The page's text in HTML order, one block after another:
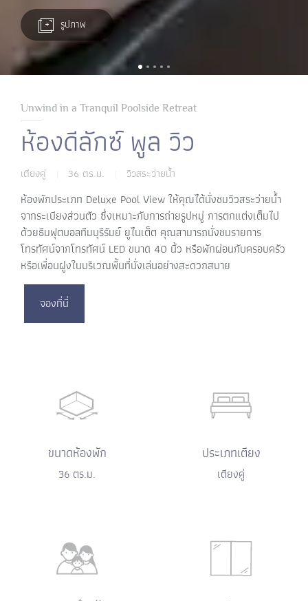
Unwind in a Tranquil Poolside Retreat
ห้องดีลักซ์ พูล วิว
เตียงคู่ 36 ตร.ม. วิวสระว่ายน้ำ
ห้องพักประเภท Deluxe Pool View ให้คุณได้นั่งชมวิวสระว่ายน้ำ
จากระเบียงส่วนตัว ซึ่งเหมาะกับการถ่ายรูปหมู่ การตกแต่งเต็มไป
ด้วยธีมฟุตบอลทีมบุรีรัมย์ ยูไนเต็ต คุณสามารถนั่งชมรายการ
โทรทัศน์จากโทรทัศน์ LED ขนาด 40 นิ้ว หรือพักผ่อนกับครอบครัว
หรือเพื่อนฝูงในบริเวณพื้นที่นั่งเล่นอย่างสะดวกสบาย
จองที่นี่
รูปภาพ
ขนาดห้องพัก
36 ตร.ม.
ประเภทเตียง
เตียงคู่